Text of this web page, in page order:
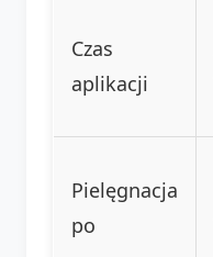
Czas
aplikacji
Pielęgnacja
po